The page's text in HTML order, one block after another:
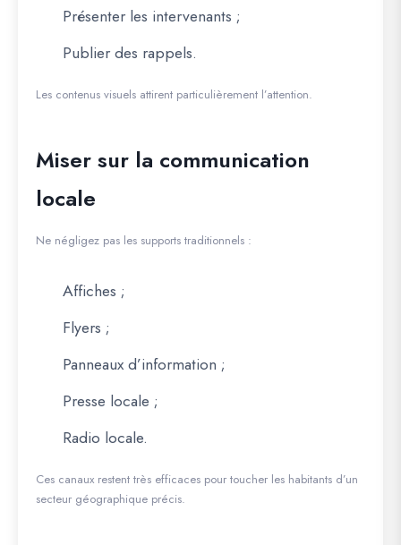
Présenter les intervenants ;
Publier des rappels.
Les contenus visuels attirent particulièrement l’attention.
Miser sur la communication
locale
Ne négligez pas les supports traditionnels :
Affiches ;
Flyers ;
Panneaux d’information ;
Presse locale ;
Radio locale.
Ces canaux restent très efficaces pour toucher les habitants d’un
secteur géographique précis.